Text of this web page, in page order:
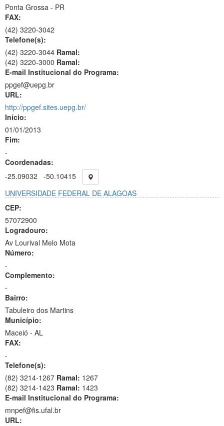
Ponta Grossa - PR
FAX:
(42) 3220-3042
Telefone(s):
(42) 3220-3044 Ramal:
(42) 3220-3000 Ramal:
E-mail Institucional do Programa:
ppgef@uepg.br
URL:
http://ppgef.sites.uepg.br/
Início:
01/01/2013
Fim:
-
Coordenadas:
-25.09032
-50.10415
UNIVERSIDADE FEDERAL DE ALAGOAS
CEP:
57072900
Logradouro:
Av Lourival Melo Mota
Número:
-
Complemento:
-
Bairro:
Tabuleiro dos Martins
Município:
Maceió - AL
FAX:
-
Telefone(s):
(82) 3214-1267 Ramal: 1267
(82) 3214-1423 Ramal: 1423
E-mail Institucional do Programa:
mnpef@fis.ufal.br
URL: